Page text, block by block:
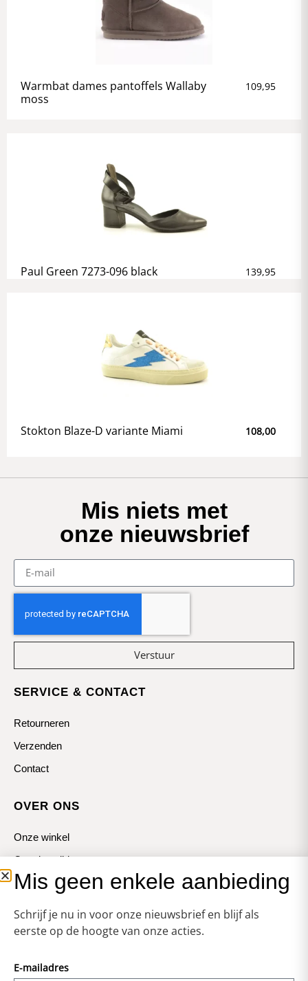
Warmbat dames pantoffels Wallaby
moss
109,95
Paul Green 7273-096 black 139,95
Stokton Blaze-D variante Miami 108,00
Mis niets met
onze nieuwsbrief
Verstuur
SERVICE & CONTACT
Retourneren
Verzenden
Contact
OVER ONS
Onze winkel
Openingstijden
Koopzondagen
Mis geen enkele aanbieding
Schrijf je nu in voor onze nieuwsbrief en blijf als
eerste op de hoogte van onze acties.
E-mailadres